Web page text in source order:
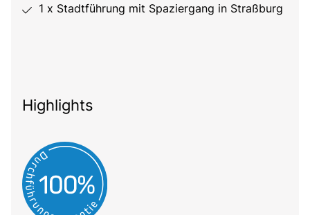
1 x Stadtführung mit Spaziergang in Straßburg
Highlights